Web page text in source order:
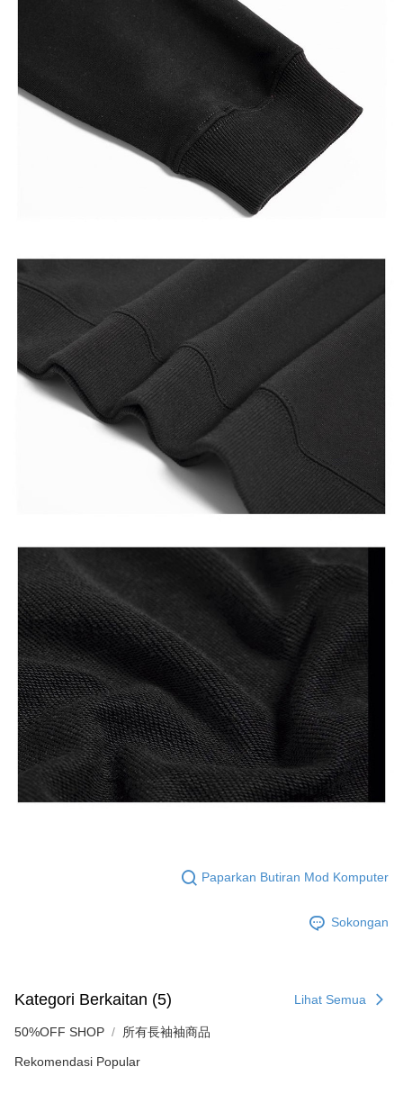
Paparkan Butiran Mod Komputer
Sokongan
Kategori Berkaitan (5) Lihat Semua
50%OFF SHOP 所有長袖袖商品
Rekomendasi Popular